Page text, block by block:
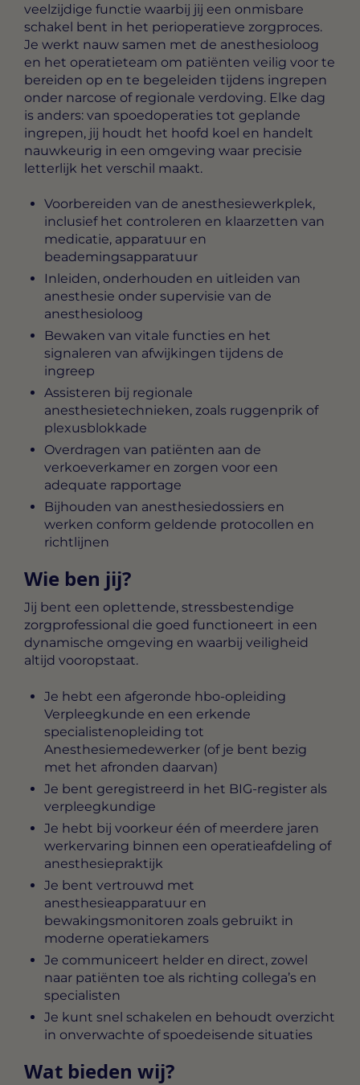
veelzijdige functie waarbij jij een onmisbare
schakel bent in het perioperatieve zorgproces.
Je werkt nauw samen met de anesthesioloog
en het operatieteam om patiënten veilig voor te
bereiden op en te begeleiden tijdens ingrepen
onder narcose of regionale verdoving. Elke dag
is anders: van spoedoperaties tot geplande
ingrepen, jij houdt het hoofd koel en handelt
nauwkeurig in een omgeving waar precisie
letterlijk het verschil maakt.
Voorbereiden van de anesthesiewerkplek,
inclusief het controleren en klaarzetten van
medicatie, apparatuur en
beademingsapparatuur
Inleiden, onderhouden en uitleiden van
anesthesie onder supervisie van de
anesthesioloog
Bewaken van vitale functies en het
signaleren van afwijkingen tijdens de
ingreep
Assisteren bij regionale
anesthesietechnieken, zoals ruggenprik of
plexusblokkade
Overdragen van patiënten aan de
verkoeverkamer en zorgen voor een
adequate rapportage
Bijhouden van anesthesiedossiers en
werken conform geldende protocollen en
richtlijnen
Wie ben jij?
Jij bent een oplettende, stressbestendige
zorgprofessional die goed functioneert in een
dynamische omgeving en waarbij veiligheid
altijd vooropstaat.
Je hebt een afgeronde hbo-opleiding
Verpleegkunde en een erkende
specialistenopleiding tot
Anesthesiemedewerker (of je bent bezig
met het afronden daarvan)
Je bent geregistreerd in het BIG-register als
verpleegkundige
Je hebt bij voorkeur één of meerdere jaren
werkervaring binnen een operatieafdeling of
anesthesiepraktijk
Je bent vertrouwd met
anesthesieapparatuur en
bewakingsmonitoren zoals gebruikt in
moderne operatiekamers
Je communiceert helder en direct, zowel
naar patiënten toe als richting collega’s en
specialisten
Je kunt snel schakelen en behoudt overzicht
in onverwachte of spoedeisende situaties
Wat bieden wij?